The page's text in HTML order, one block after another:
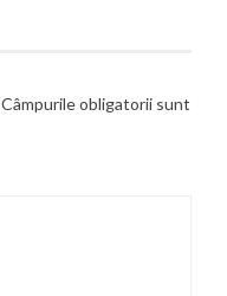
Câmpurile obligatorii sunt